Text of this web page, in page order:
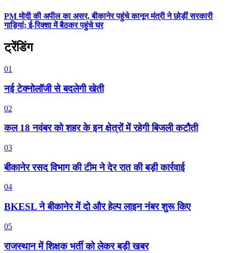
PM मोदी की अपील का असर, बीकानेर पहुंचे कानून मंत्री ने छोड़ीं सरकारी
गाड़ियां; ई-रिक्शा में बैठकर पहुंचे घर
ट्रेंडिंग
01
नई टेक्नोलॉजी से बदलेगी खेती
02
कल 18 नवंबर को शहर के इन क्षेत्रों में रहेगी बिजली कटौती
03
बीकानेर रसद विभाग की टीम ने देर रात की बड़ी कार्रवाई
04
BKESL ने बीकानेर में दो और हेल्प लाइन नंबर शुरू किए
05
राजस्थान में शिक्षक भर्ती को लेकर बड़ी खबर